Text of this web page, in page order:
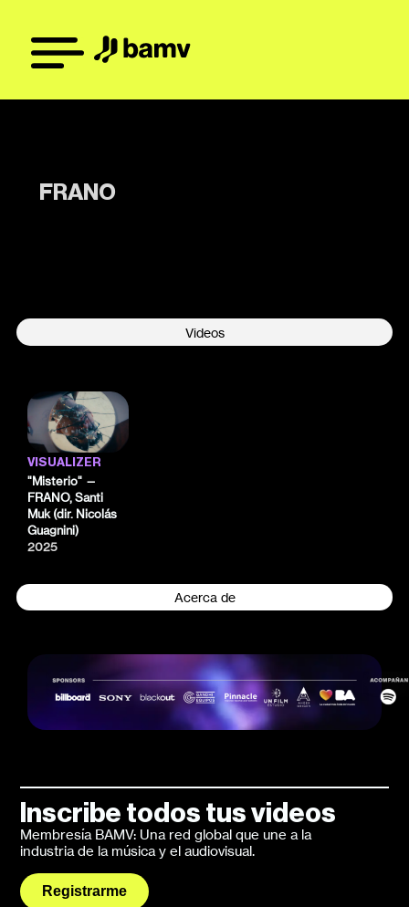
FRANO
Videos
Acerca de
VISUALIZER
"Misterio" —
FRANO, Santi
Muk (dir. Nicolás
Guagnini)
2025
Inscribe todos tus videos
Membresía BAMV: Una red global que une a la
industria de la música y el audiovisual.
Registrarme